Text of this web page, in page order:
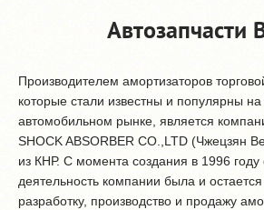
Автозапчасти
Производителем амортизаторов
которые стали известны и популярны
автомобильном рынке, является
SHOCK ABSORBER CO.,LTD (Чжецзян
из КНР. С момента создания в 1996 году
деятельность компании была и
разработку, производство и продажу